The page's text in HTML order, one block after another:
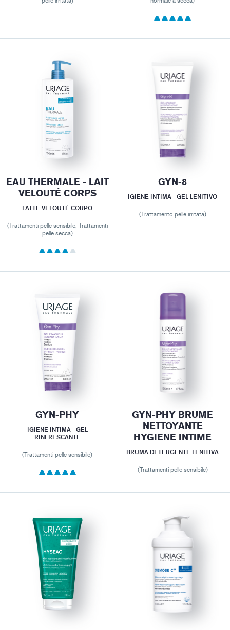
EAU THERMALE - LAIT
VELOUTÉ CORPS
LATTE VELOUTÉ CORPO
(Trattamenti pelle sensibile, Trattamenti
pelle secca)
GYN-8
IGIENE INTIMA - GEL LENITIVO
(Trattamento pelle irritata)
GYN-PHY
IGIENE INTIMA - GEL
RINFRESCANTE
(Trattamenti pelle sensibile)
GYN-PHY BRUME
NETTOYANTE
HYGIENE INTIME
BRUMA DETERGENTE LENITIVA
(Trattamenti pelle sensibile)